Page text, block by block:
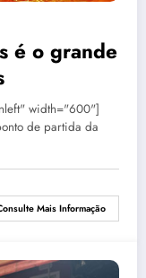
é o grande
width="600"]
de partida da
Mais Informação